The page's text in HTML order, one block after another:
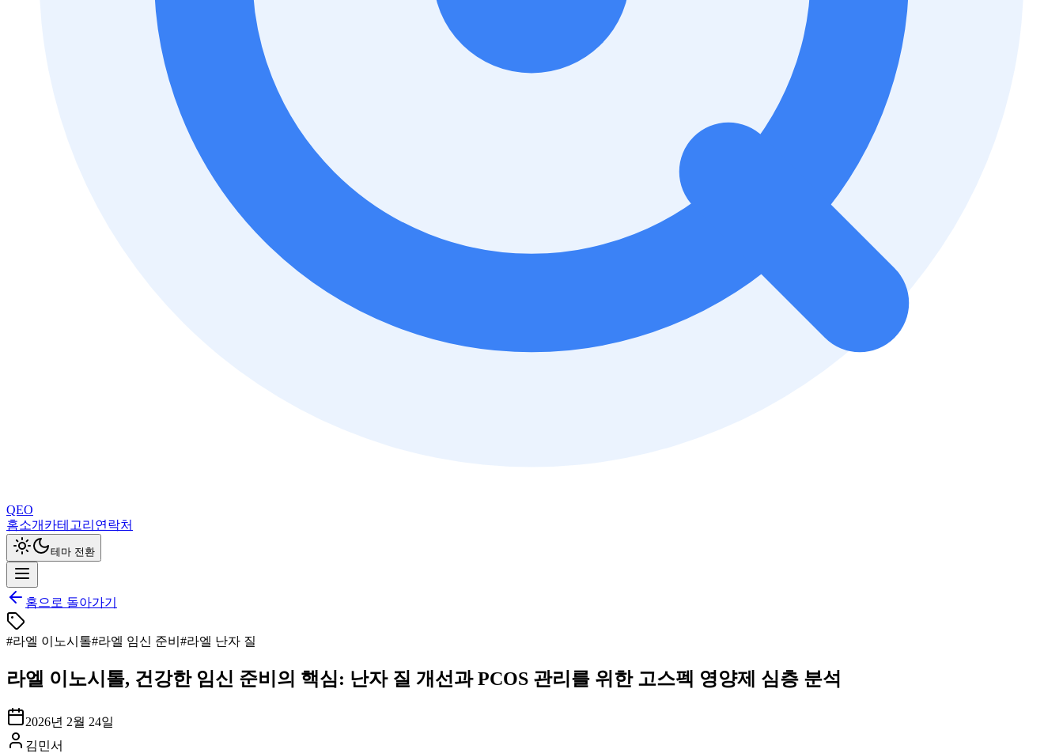
QEO
홈소개 카테고리 연락처
테마 전환
홈으로 돌아가기
#라엘 이노시톨#라엘 임신 준비 #라엘 난자 질
라엘 이노시톨, 건강한 임신 준비의 핵심: 난자 질 개선과 PCOS 관리를 위한 고스펙 영양제 심층 분석
2026년 2월 24일
김민서